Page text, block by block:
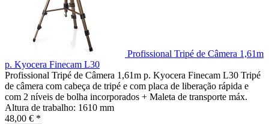
Profissional Tripé de Câmera 1,61m
p. Kyocera Finecam L30
Profissional Tripé de Câmera 1,61m p. Kyocera Finecam L30 Tripé
de câmera com cabeça de tripé e com placa de liberação rápida e
com 2 níveis de bolha incorporados + Maleta de transporte máx.
Altura de trabalho: 1610 mm
48,00 € *